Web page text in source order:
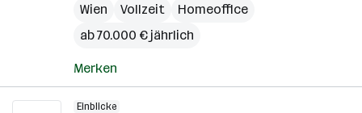
Wien
Vollzeit
Homeoffice
ab 70.000 € jährlich
Merken
Einblicke